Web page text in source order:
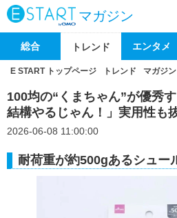
マガジン
総合 トレンド エンタメ
E START トップページ トレンド マガジン
100均の“くまちゃん”が優秀
結構やるじゃん！」実用性も
2026-06-08 11:00:00
耐荷重が約500gあるシュー